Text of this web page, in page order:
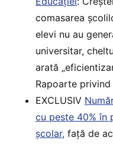
comasarea
elevi nu au
universitar,
arată
Rapoarte
EXCLUSIV
cu peste 40% în
școlar, față de